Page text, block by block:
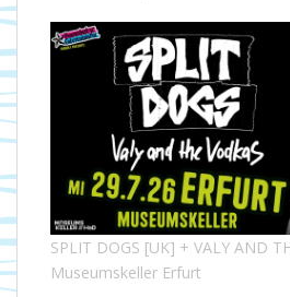
SPLIT DOGS [UK] + VALY AND
Museumskeller Erfurt